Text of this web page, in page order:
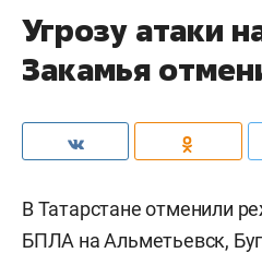
Угрозу атаки
Закамья
В Татарстане отменили
БПЛА на Альметьевск,